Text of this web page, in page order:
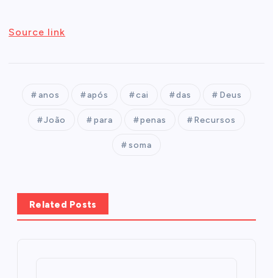
Source link
anos após cai das Deus
João para penas Recursos
soma
Related Posts